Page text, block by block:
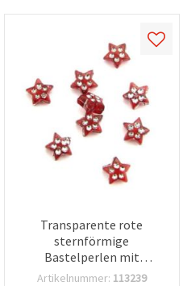
Transparente rote
sternförmige
Bastelperlen mit
Kieselstein-Optik, 8 mm,
Artikelnummer: 113239